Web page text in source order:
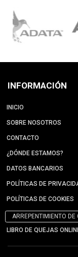
INFORMACIÓN
INICIO
SOBRE NOSOTROS
CONTACTO
¿DÓNDE ESTAMOS?
DATOS BANCARIOS
POLÍTICAS DE
POLÍTICAS DE COOKIES
ARREPENTIMIENTO DE
LIBRO DE QUEJAS